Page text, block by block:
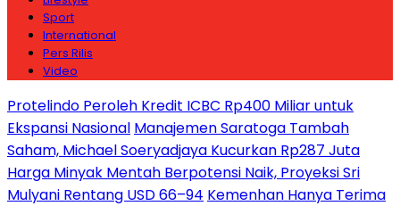
Sport
International
Pers Rilis
Video
Protelindo Peroleh Kredit ICBC Rp400 Miliar untuk
Ekspansi Nasional Manajemen Saratoga Tambah
Saham, Michael Soeryadjaya Kucurkan Rp287 Juta
Harga Minyak Mentah Berpotensi Naik, Proyeksi Sri
Mulyani Rentang USD 66–94 Kemenhan Hanya Terima